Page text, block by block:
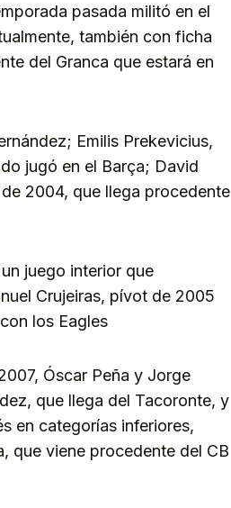
pasada militó en el
también con ficha
del Granca que estará en
Emilis Prekevicius,
jugó en el Barça; David
2004, que llega procedente
juego interior que
Crujeiras, pívot de 2005
los Eagles
Óscar Peña y Jorge
que llega del Tacoronte, y
en categorías inferiores,
que viene procedente del CB